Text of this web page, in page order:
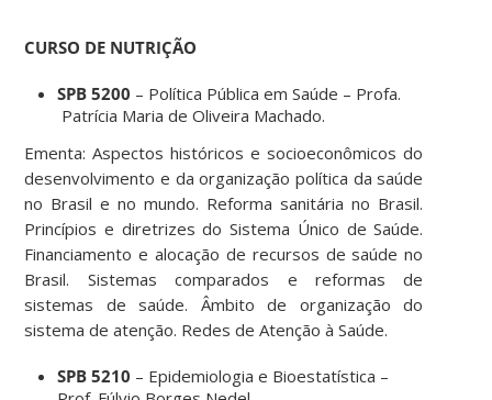
CURSO DE NUTRIÇÃO
SPB 5200 – Política Pública em Saúde – Profa.
Patrícia Maria de Oliveira Machado.
Ementa: Aspectos históricos e socioeconômicos do
desenvolvimento e da organização política da saúde
no Brasil e no mundo. Reforma sanitária no Brasil.
Princípios e diretrizes do Sistema Único de Saúde.
Financiamento e alocação de recursos de saúde no
Brasil. Sistemas comparados e reformas de
sistemas de saúde. Âmbito de organização do
sistema de atenção. Redes de Atenção à Saúde.
SPB 5210 – Epidemiologia e Bioestatística –